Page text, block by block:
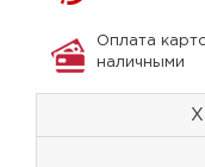
Оплата
наличными